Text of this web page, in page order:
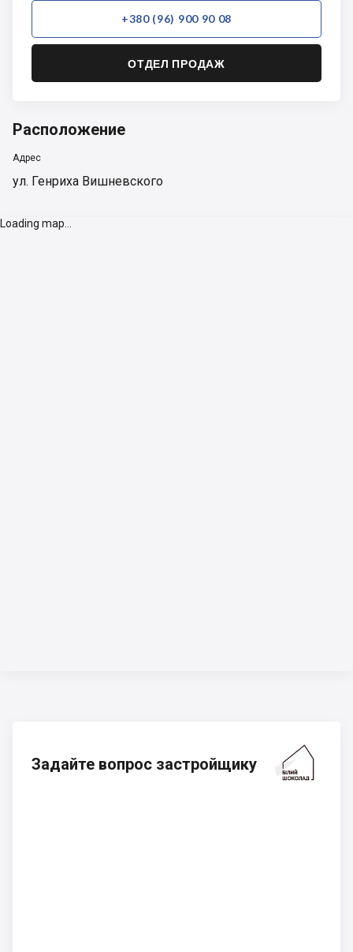
+380 (96) 900 90 08
ОТДЕЛ ПРОДАЖ
Расположение
Адрес
ул. Генриха Вишневского
Loading map...
Задайте вопрос застройщику